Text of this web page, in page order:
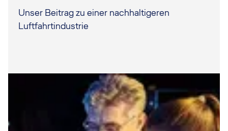
Unser Beitrag zu einer nachhaltigeren
Luftfahrtindustrie